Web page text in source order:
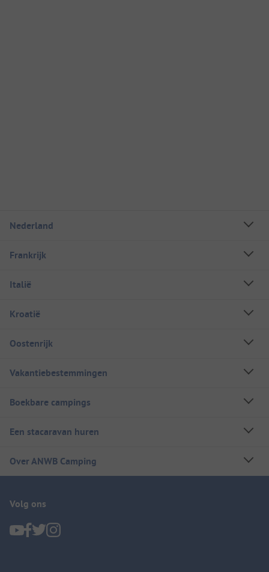
Nederland
Frankrijk
Italië
Kroatië
Oostenrijk
Vakantiebestemmingen
Boekbare campings
Een stacaravan huren
Over ANWB Camping
Volg ons